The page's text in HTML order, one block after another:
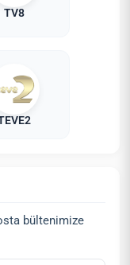
TV8
bültenimize